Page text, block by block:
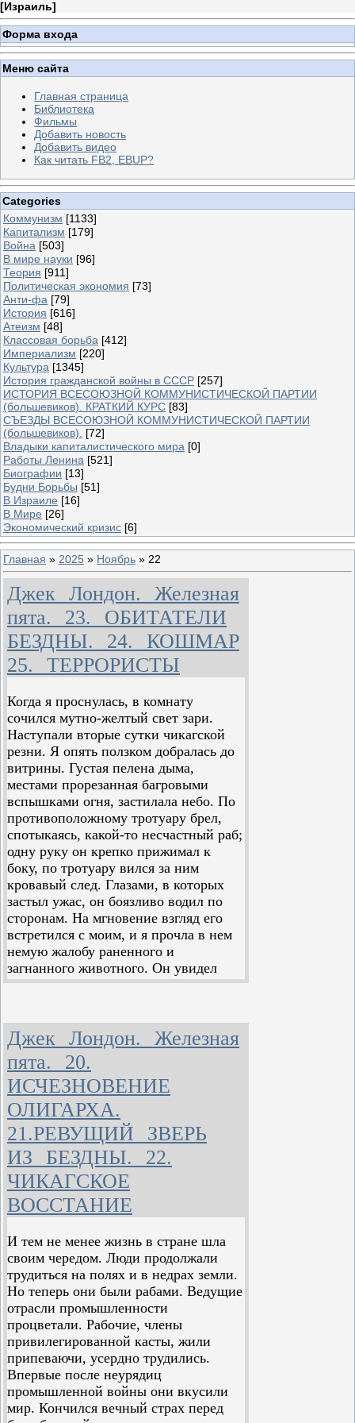
[Израиль]
Форма входа
Меню сайта
Главная страница
Библиотека
Фильмы
Добавить новость
Добавить видео
Как читать FB2, EBUP?
Categories
Коммунизм [1133]
Капитализм [179]
Война [503]
В мире науки [96]
Теория [911]
Политическая экономия [73]
Анти-фа [79]
История [616]
Атеизм [48]
Классовая борьба [412]
Империализм [220]
Культура [1345]
История гражданской войны в СССР [257]
ИСТОРИЯ ВСЕСОЮЗНОЙ КОММУНИСТИЧЕСКОЙ ПАРТИИ
(большевиков). КРАТКИЙ КУРС [83]
СЪЕЗДЫ ВСЕСОЮЗНОЙ КОММУНИСТИЧЕСКОЙ ПАРТИИ
(большевиков).
[72]
Владыки капиталистического мира [0]
Работы Ленина [521]
Биографии [13]
Будни Борьбы [51]
В Израиле [16]
В Мире [26]
Экономический кризис [6]
Главная » 2025 » Ноябрь » 22
Джек Лондон. Железная
пята. 23. ОБИТАТЕЛИ
БЕЗДНЫ. 24. КОШМАР
25. ТЕРРОРИСТЫ
Когда я проснулась, в комнату
сочился мутно-желтый свет зари.
Наступали вторые сутки чикагской
резни. Я опять ползком добралась до
витрины. Густая пелена дыма,
местами прорезанная багровыми
вспышками огня, застилала небо. По
противоположному тротуару брел,
спотыкаясь, какой-то несчастный раб;
одну руку он крепко прижимал к
боку, по тротуару вился за ним
кровавый след. Глазами, в которых
застыл ужас, он боязливо водил по
сторонам. На мгновение взгляд его
встретился с моим, и я прочла в нем
немую жалобу раненного и
загнанного животного. Он увидел
меня, но между нами не протянулась
дружеского участия. Он еще больше
съежился и заковылял прочь. Ему
неоткуда было ждать помощи во всем
божьем мире. В грандиозной облаве
на рабов, которую устроили его
хозяева, он был презренным илотом,
не больше. Все, на что он надеялся и
чего искал, была нора, куда, подобно
раненому животному, он мог бы
забиться. Резкие звонки кареты
скорой помощи, показавшейся из-за
угла, заставили его вздрогнуть.
Кареты были не для таких, как он. Со
страдальческим стоном поспешил он
в ближайший подъезд, потом снова
вышел и понуро поплелся дальше.
Я опять прилегла на попоны и еще с
час провела в ожидании Гартуэйта.
Головная боль не проходила,
напротив — она усиливалась с
каждой минутой. Только с трудом
могла я открыть глаза и
сосредоточиться на каком-нибудь
Джек Лондон. Железная
пята. 20.
ИСЧЕЗНОВЕНИЕ
ОЛИГАРХА.
21.РЕВУЩИЙ ЗВЕРЬ
ИЗ БЕЗДНЫ. 22.
ЧИКАГСКОЕ
ВОССТАНИЕ
И тем не менее жизнь в стране шла
своим чередом. Люди продолжали
трудиться на полях и в недрах земли.
Но теперь они были рабами. Ведущие
отрасли промышленности
процветали. Рабочие, члены
привилегированной касты, жили
припеваючи, усердно трудились.
Впервые после неурядиц
промышленной войны они вкусили
мир. Кончился вечный страх перед